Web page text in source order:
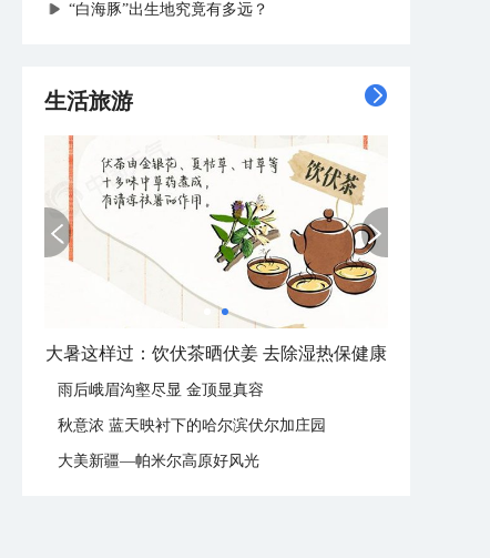
“白海豚”出生地究竟有多远？
生活旅游
大暑节气：南方暑热盛行防伏旱 北方雨季陆续开启
雨后峨眉沟壑尽显 金顶显真容
秋意浓 蓝天映衬下的哈尔滨伏尔加庄园
大美新疆—帕米尔高原好风光